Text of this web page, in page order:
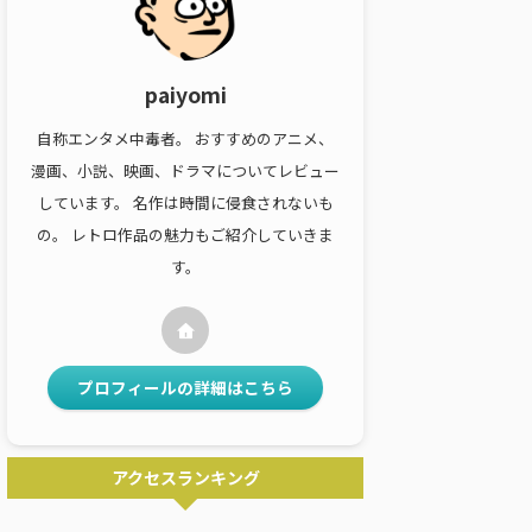
paiyomi
自称エンタメ中毒者。 おすすめのアニメ、
漫画、小説、映画、ドラマについてレビュー
しています。 名作は時間に侵食されないも
の。 レトロ作品の魅力もご紹介していきま
す。
プロフィールの詳細はこちら
アクセスランキング